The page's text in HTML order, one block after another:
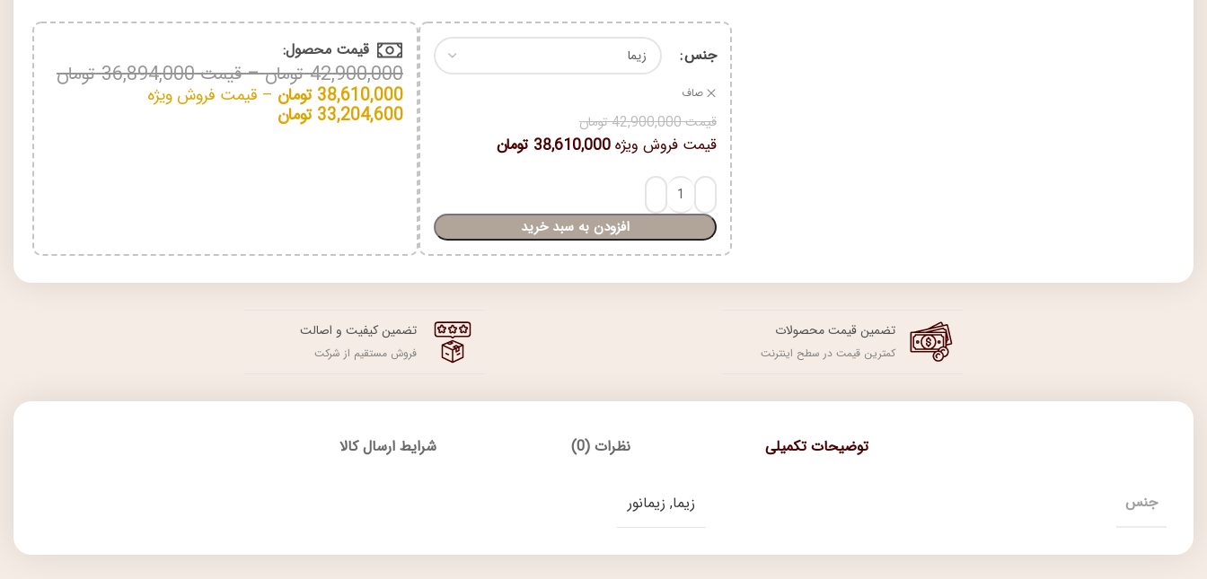
جنس
صاف
قیمت42,900,000تومان
قیمت فروش ویژه38,610,000 تومان
افزودن به سبد خرید
قیمت محصول:​
42,900,000تومان–قیمت36,894,000تومان
38,610,000 تومان – قیمت فروش ویژه
33,204,600 تومان
تضمین قیمت محصولات
کمترین قیمت در سطح اینترنت
تضمین کیفیت و اصالت
فروش مستقیم از شرکت
توضیحات تکمیلی نظرات (0) شرایط ارسال کالا
جنس زیما, زیمانور